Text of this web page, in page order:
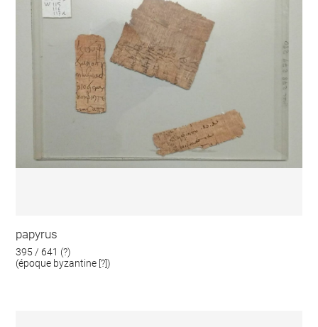
papyrus
395 / 641 (?)
(époque byzantine [?])